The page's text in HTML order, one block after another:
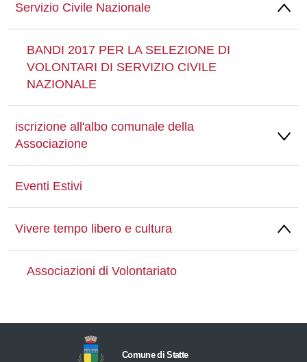
Servizio Civile Nazionale
BANDI 2017 PER LA SELEZIONE DI
VOLONTARI DI SERVIZIO CIVILE
NAZIONALE
iscrizione all'albo comunale della
Associazione
Eventi Estivi
Vivere tempo libero e cultura
Associazioni di Volontariato
Comune di Statte